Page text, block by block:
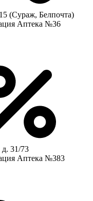
(Сураж, Белпочта)
Аптека №36
31/73
Аптека №383